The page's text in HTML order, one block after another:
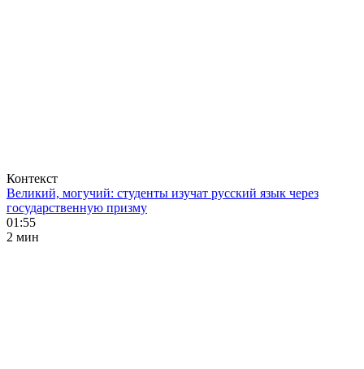
Контекст
Великий, могучий: студенты изучат русский язык через
государственную призму
01:55
2 мин